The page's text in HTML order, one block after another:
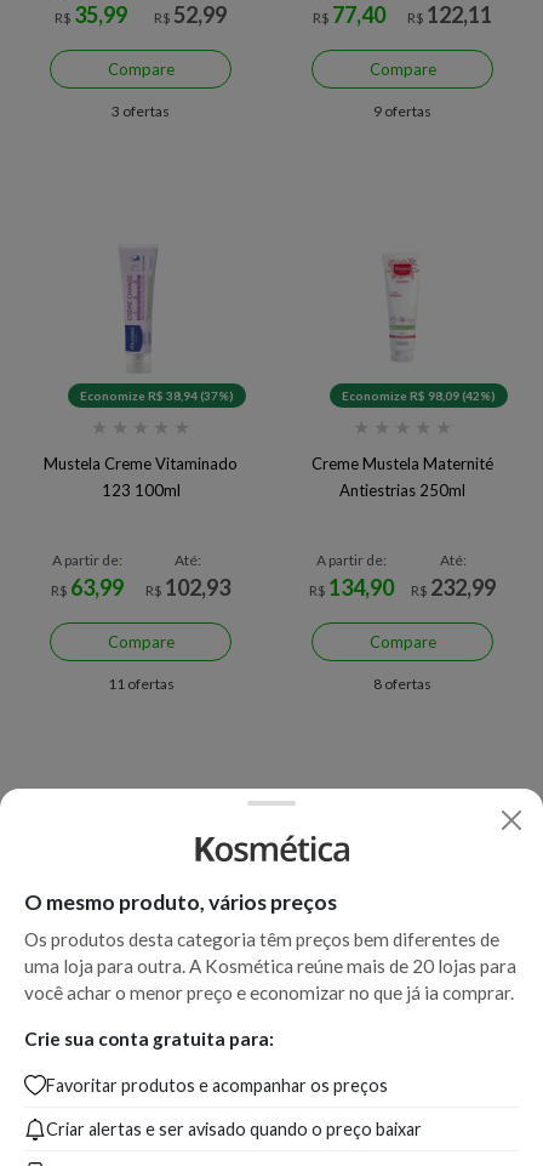
R$ 35,99
R$ 52,99
Compare
3 ofertas
R$ 77,40
R$ 122,11
Compare
9 ofertas
Economize R$ 38,94 (37%)
★ ★ ★ ★ ★
Mustela Creme Vitaminado
123 100ml
A partir de:
R$ 63,99
Até:
R$ 102,93
Compare
11 ofertas
Economize R$ 98,09 (42%)
★ ★ ★ ★ ★
Creme Mustela Maternité
Antiestrias 250ml
A partir de:
R$ 134,90
Até:
R$ 232,99
Compare
8 ofertas
Economize R$ 34,01 (36%)
Mustela Gel Lavante Apaisant
Pele Muito Sensível 300ml
A partir de:
R$59,99
R$94,00
Economize R$ 18,00 (31%)
Mustela Gel Lavante Suave
A partir de:
R$39,99
R$
O mesmo produto, vários preços
Os produtos desta categoria têm preços bem diferentes de
uma loja para outra. A Kosmética reúne mais de 20 lojas para
você achar o menor preço e economizar no que já ia comprar.
Crie sua conta gratuita para:
Favoritar produtos e acompanhar os preços
Criar alertas e ser avisado quando o preço baixar